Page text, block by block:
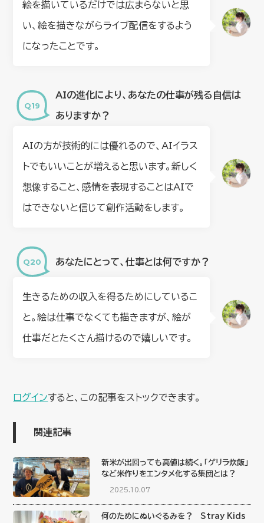
絵を描いているだけでは広まらないと思
い、絵を描きながらライブ配信をするよう
になったことです。
AIの進化により、あなたの仕事が残る自信は
ありますか？
AIの方が技術的には優れるので、AIイラス
トでもいいことが増えると思います。新しく
想像すること、感情を表現することはAIで
はできないと信じて創作活動をします。
あなたにとって、仕事とは何ですか？
生きるための収入を得るためにしているこ
と。絵は仕事でなくても描きますが、絵が
仕事だとたくさん描けるので嬉しいです。
ログインすると、この記事をストックできます。
関連記事
新米が出回っても高値は続く。「ゲリラ炊飯」
など米作りをエンタメ化する集団とは？
2025.10.07
何のためにぬいぐるみを？ Stray Kids